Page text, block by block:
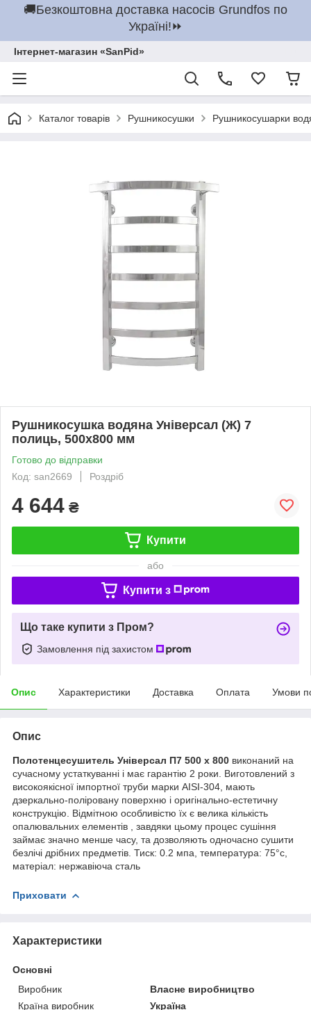
🚚Безкоштовна доставка насосів Grundfos по
Україні!⏩
Інтернет-магазин «SanPid»
Каталог товарів Рушникосушки Рушникосушарки
Рушникосушка водяна Універсал (Ж) 7
полиць, 500х800 мм
Готово до відправки
Код: san2669
Роздріб
4 644 ₴
Купити
або
Купити з
Що таке купити з Пром?
Замовлення під захистом
Опис Характеристики Доставка Оплата Умови
Опис
Полотенцесушитель Універсал П7 500 х 800 виконаний на
сучасному устаткуванні і має гарантію 2 роки. Виготовлений з
високоякісної імпортної труби марки AISI-304, мають
дзеркально-поліровану поверхню і оригінально-естетичну
конструкцію. Відмітною особливістю їх є велика кількість
опалювальних елементів , завдяки цьому процес сушіння
займає значно менше часу, та дозволяють одночасно сушити
безлічі дрібних предметів. Тиск: 0.2 мпа, температура: 75°c,
матеріал: нержавіюча сталь
Приховати
Характеристики
Основні
Виробник
Власне виробництво
Країна виробник
Україна